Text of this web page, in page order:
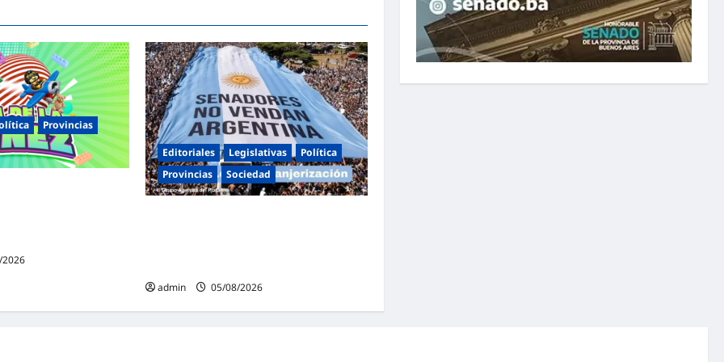
Provincias
Editoriales Legislativas
Política
Provincias
Sociedad
admin
05/08/2026